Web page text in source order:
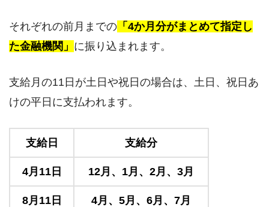
それぞれの前月までの 「4か月分がまとめて指定し
た金融機関」 に振り込まれます。
支給月の11日が土日や祝日の場合は、土日、祝日あ
けの平日に支払われます。
支給日 支給分
4月11日 12月、1月、2月、3月
8月11日 4月、5月、6月、7月